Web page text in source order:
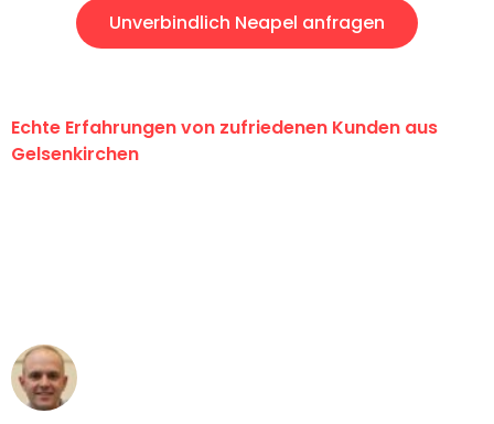
Unverbindlich Neapel anfragen
Echte Erfahrungen von zufriedenen Kunden aus
Gelsenkirchen